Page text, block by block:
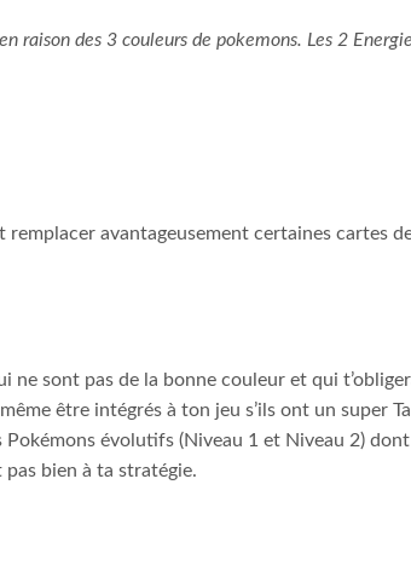
raison des 3 couleurs de pokemons. Les 2
avantageusement certaines cartes
ne sont pas de la bonne couleur et qui
être intégrés à ton jeu s’ils ont un super
évolutifs (Niveau 1 et Niveau 2)
bien à ta stratégie.